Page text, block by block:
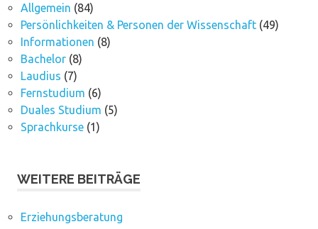
Allgemein (84)
Persönlichkeiten & Personen der Wissenschaft(49)
Informationen (8)
Bachelor(8)
Laudius (7)
Fernstudium (6)
Duales Studium (5)
Sprachkurse(1)
WEITERE BEITRÄGE
Erziehungsberatung